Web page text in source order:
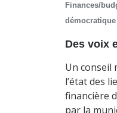
Finances/
démocratique
Des voix
Un conseil
l’état des
financière
par la